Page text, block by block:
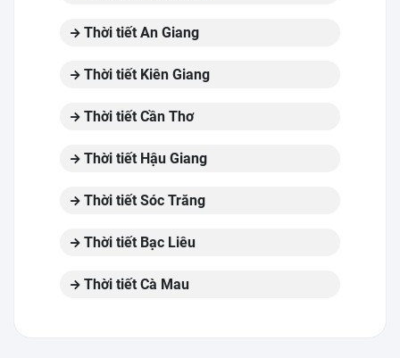
Thời tiết An Giang
Thời tiết Kiên Giang
Thời tiết Cần Thơ
Thời tiết Hậu Giang
Thời tiết Sóc Trăng
Thời tiết Bạc Liêu
Thời tiết Cà Mau